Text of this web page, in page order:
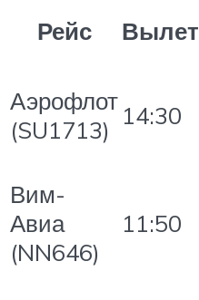
Рейс Вылет
Аэрофлот
(SU1713) 14:30
Вим-
Авиа
(NN646)
11:50